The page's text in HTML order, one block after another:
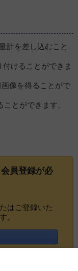
計を差し込むこと
けることができま
像を得ることがで
とができます。
会員登録が必
はご登録いた
。